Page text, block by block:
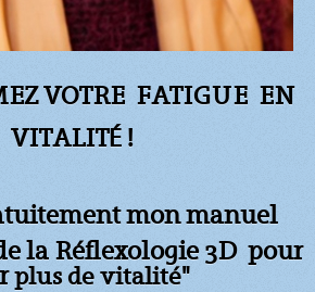
VOTRE FATIGUE EN
VITALITÉ !
mon manuel
la Réflexologie 3D pour
plus de vitalité"